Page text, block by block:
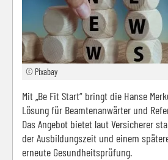
© Pixabay
Mit „Be Fit Start“ bringt die Hanse
Lösung für Beamtenanwärter und
Das Angebot bietet laut Versicherer
der Ausbildungszeit und einem
erneute Gesundheitsprüfung.